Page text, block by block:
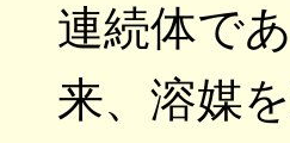
連続体で
来、溶媒